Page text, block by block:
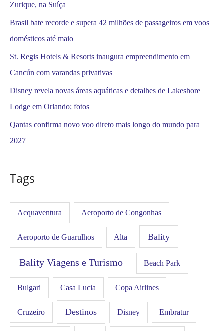
Zurique, na Suíça
Brasil bate recorde e supera 42 milhões de passageiros em voos
domésticos até maio
St. Regis Hotels & Resorts inaugura empreendimento em
Cancún com varandas privativas
Disney revela novas áreas aquáticas e detalhes de Lakeshore
Lodge em Orlando; fotos
Qantas confirma novo voo direto mais longo do mundo para
2027
Tags
Acquaventura Aeroporto de Congonhas
Aeroporto de Guarulhos Alta Bality
Bality Viagens e Turismo Beach Park
Bulgari Casa Lucia Copa Airlines
Cruzeiro Destinos Disney Embratur